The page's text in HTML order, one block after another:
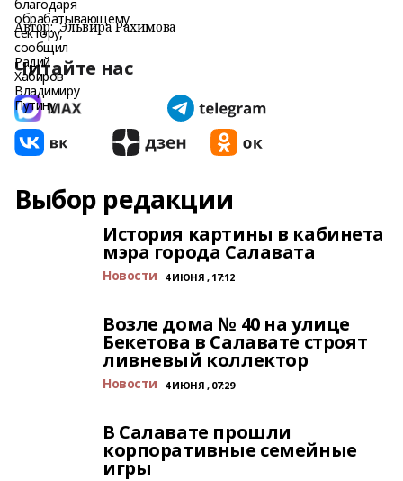
Автор: Эльвира Рахимова
Читайте нас
Выбор редакции
История картины в кабинета
мэра города Салавата
Новости 4 ИЮНЯ , 17:12
Возле дома № 40 на улице
Бекетова в Салавате строят
ливневый коллектор
Новости 4 ИЮНЯ , 07:29
В Салавате прошли
корпоративные семейные
игры